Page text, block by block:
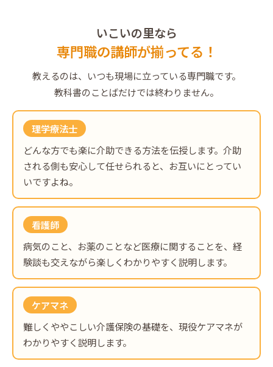
いこいの里なら
専門職の講師が揃ってる！
教えるのは、いつも現場に立っている専門職です。
教科書のことばだけでは終わりません。
理学療法士
どんな方でも楽に介助できる方法を伝授します。介助
される側も安心して任せられると、お互いにとってい
いですよね。
看護師
病気のこと、お薬のことなど医療に関することを、経
験談も交えながら楽しくわかりやすく説明します。
ケアマネ
難しくややこしい介護保険の基礎を、現役ケアマネが
わかりやすく説明します。